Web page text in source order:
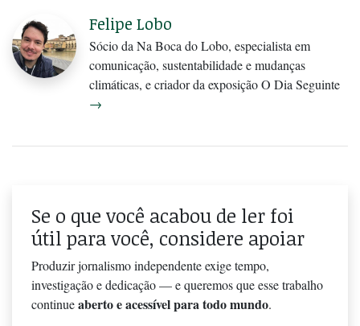
Felipe Lobo
Sócio da Na Boca do Lobo, especialista em
comunicação, sustentabilidade e mudanças
climáticas, e criador da exposição O Dia Seguinte
→
Se o que você acabou de ler foi
útil para você, considere apoiar
Produzir jornalismo independente exige tempo,
investigação e dedicação — e queremos que esse trabalho
continueaberto e acessível para todo mundo.